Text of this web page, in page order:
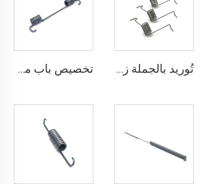
تُوريد بالجملة زنبركات التواء لمعدات التمرين مصنوعة من الفولاذ المقاوم للصدأ تخصيص باب مرتد من الفولاذ المقاوم للصدأ مع مرونة عالية لربيع الالتواء